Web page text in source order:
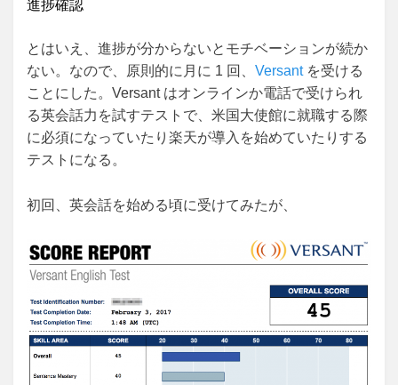
進捗確認
とはいえ、進捗が分からないとモチベーションが続か
ない。なので、原則的に月に 1 回、 Versantを受ける
ことにした。Versant はオンラインか電話で受けられ
る英会話力を試すテストで、米国大使館に就職する際
に必須になっていたり楽天が導入を始めていたりする
テストになる。
初回、英会話を始める頃に受けてみたが、